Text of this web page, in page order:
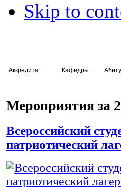
Skip to
Кафедры
Мероприятия за
Всероссийский
патриотический